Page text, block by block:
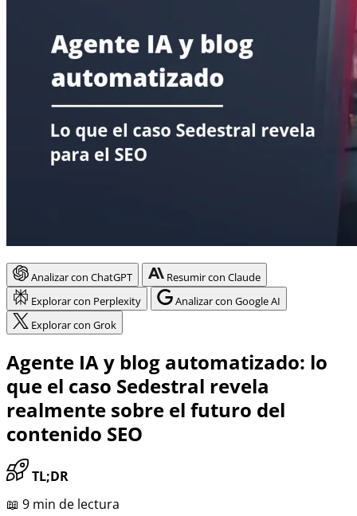
Analizar con ChatGPT
Resumir con Claude
Explorar con Perplexity
Analizar con Google AI
Explorar con Grok
Agente IA y blog automatizado: lo
que el caso Sedestral revela
realmente sobre el futuro del
contenido SEO
TL;DR
📖 9 min de lectura